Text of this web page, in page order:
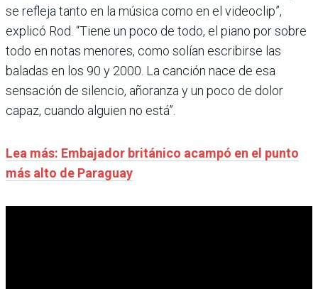
se refleja tanto en la música como en el videoclip”,
explicó Rod. “Tiene un poco de todo, el piano por sobre
todo en notas menores, como solían escribirse las
baladas en los 90 y 2000. La canción nace de esa
sensación de silencio, añoranza y un poco de dolor
capaz, cuando alguien no está”.
Lea más: Embajador británico acampó en el punto
más alto de Paraguay